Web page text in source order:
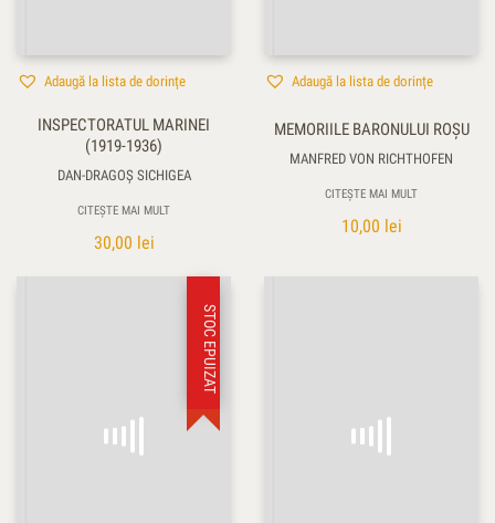
Adaugă la lista de dorințe
INSPECTORATUL MARINEI
(1919-1936)
DAN-DRAGOȘ SICHIGEA
CITEȘTE MAI MULT
30,00 lei
Adaugă la lista de dorințe
MEMORIILE BARONULUI ROŞU
MANFRED VON RICHTHOFEN
CITEȘTE MAI MULT
10,00 lei
STOC EPUIZAT